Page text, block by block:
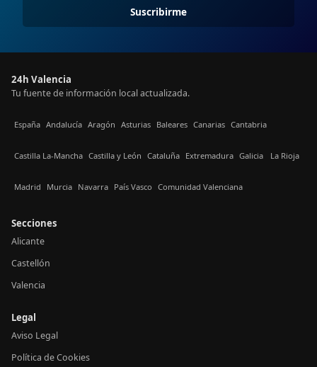
Suscribirme
24h Valencia
Tu fuente de información local actualizada.
España Andalucía Aragón Asturias Baleares Canarias Cantabria
Castilla La-Mancha Castilla y León Cataluña Extremadura Galicia La Rioja
Madrid Murcia Navarra País Vasco Comunidad Valenciana
Secciones
Alicante
Castellón
Valencia
Legal
Aviso Legal
Política de Cookies